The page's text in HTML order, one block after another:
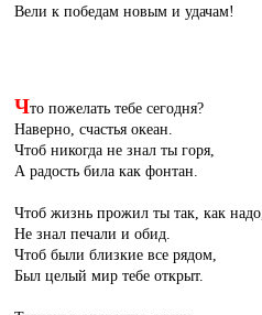
Вели к победам новым и удачам!
Что пожелать тебе сегодня?
Наверно, счастья океан.
Чтоб никогда не знал ты горя,
А радость била как фонтан.
Чтоб жизнь прожил ты так, как надо,
Не знал печали и обид.
Чтоб были близкие все рядом,
Был целый мир тебе открыт.